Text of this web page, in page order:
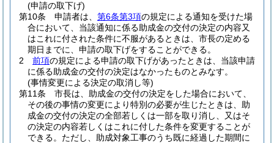
(申請の取下げ)
第10条
申請者は、 第6条第3項の規定による通知を受けた場
合において、当該通知に係る助成金の交付の決定の内容又
はこれに付された条件に不服があるときは、市長の定める
期日までに、申請の取下げをすることができる。
2
前項の規定による申請の取下げがあったときは、当該申請
に係る助成金の交付の決定はなかったものとみなす。
(事情変更による決定の取消し等)
第11条
市長は、助成金の交付の決定をした場合において、
その後の事情の変更により特別の必要が生じたときは、助
成金の交付の決定の全部若しくは一部を取り消し、又はそ
の決定の内容若しくはこれに付した条件を変更することが
できる。 ただし、助成対象工事のうち既に経過した期間に